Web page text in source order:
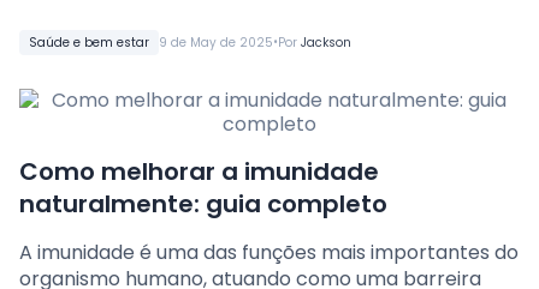
Saúde e bem estar 9 de May de 2025•Por Jackson
Como melhorar a imunidade
naturalmente: guia completo
A imunidade é uma das funções mais importantes do
organismo humano, atuando como uma barreira